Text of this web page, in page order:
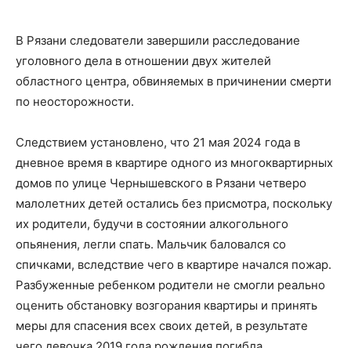
В Рязани следователи завершили расследование
уголовного дела в отношении двух жителей
областного центра, обвиняемых в причинении смерти
по неосторожности.
Следствием установлено, что 21 мая 2024 года в
дневное время в квартире одного из многоквартирных
домов по улице Чернышевского в Рязани четверо
малолетних детей остались без присмотра, поскольку
их родители, будучи в состоянии алкогольного
опьянения, легли спать. Мальчик баловался со
спичками, вследствие чего в квартире начался пожар.
Разбуженные ребенком родители не смогли реально
оценить обстановку возгорания квартиры и принять
меры для спасения всех своих детей, в результате